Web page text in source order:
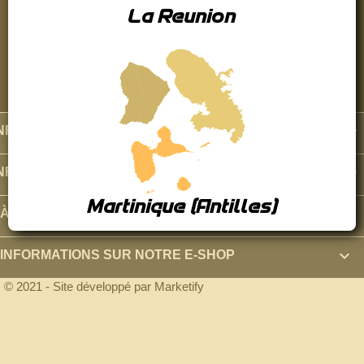

LÉGALES 
À PROPOS
INFORMATIONS SUR NOTRE E-SHOP keyboard_arrow_down
© 2021 - Site développé par Marketify
La Reunion
Martinique (Antilles)